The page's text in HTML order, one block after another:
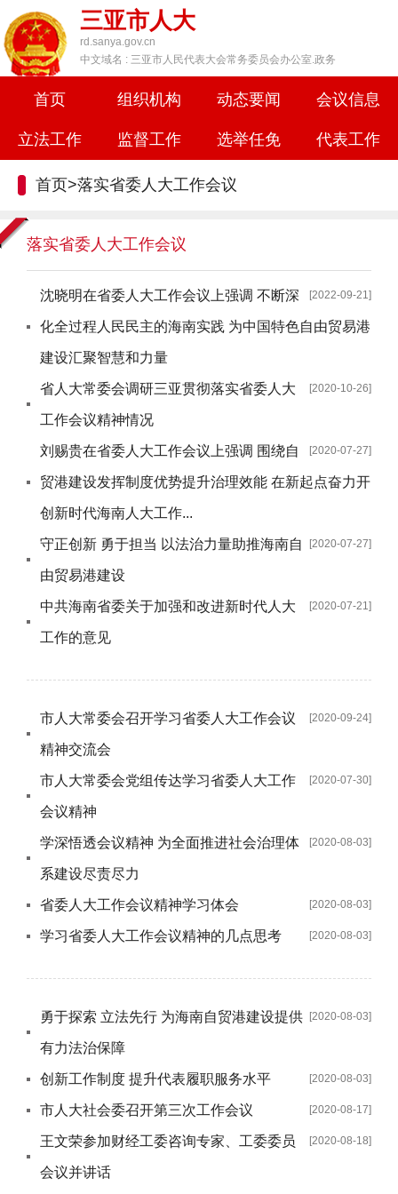
三亚市人大
rd.sanya.gov.cn
中文域名 : 三亚市人民代表大会常务委员会办公室.政务
首页 组织机构 动态要闻 会议信息
立法工作 监督工作 选举任免 代表工作
首页>落实省委人大工作会议
落实省委人大工作会议
[2022-09-21]
沈晓明在省委人大工作会议上强调 不断深
化全过程人民民主的海南实践 为中国特色自由贸易港
建设汇聚智慧和力量
[2020-10-26]
省人大常委会调研三亚贯彻落实省委人大
工作会议精神情况
[2020-07-27]
刘赐贵在省委人大工作会议上强调 围绕自
贸港建设发挥制度优势提升治理效能 在新起点奋力开
创新时代海南人大工作...
[2020-07-27]
守正创新 勇于担当 以法治力量助推海南自
由贸易港建设
[2020-07-21]
中共海南省委关于加强和改进新时代人大
工作的意见
[2020-09-24]
市人大常委会召开学习省委人大工作会议
精神交流会
[2020-07-30]
市人大常委会党组传达学习省委人大工作
会议精神
[2020-08-03]
学深悟透会议精神 为全面推进社会治理体
系建设尽责尽力
[2020-08-03]
省委人大工作会议精神学习体会
[2020-08-03]
学习省委人大工作会议精神的几点思考
[2020-08-03]
勇于探索 立法先行 为海南自贸港建设提供
有力法治保障
[2020-08-03]
创新工作制度 提升代表履职服务水平
[2020-08-17]
市人大社会委召开第三次工作会议
[2020-08-18]
王文荣参加财经工委咨询专家、工委委员
会议并讲话